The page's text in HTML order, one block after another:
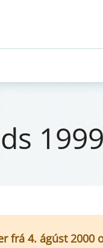
1999
frá 4. ágúst